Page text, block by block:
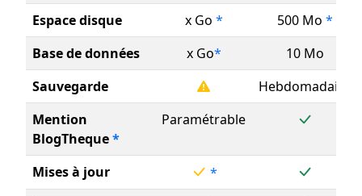
Espace disque x Go * 500 Mo *
Base de données
x Go*
10 Mo
Sauvegarde
Hebdomadaire
Mention
BlogTheque*
Paramétrable
Mises à jour
*